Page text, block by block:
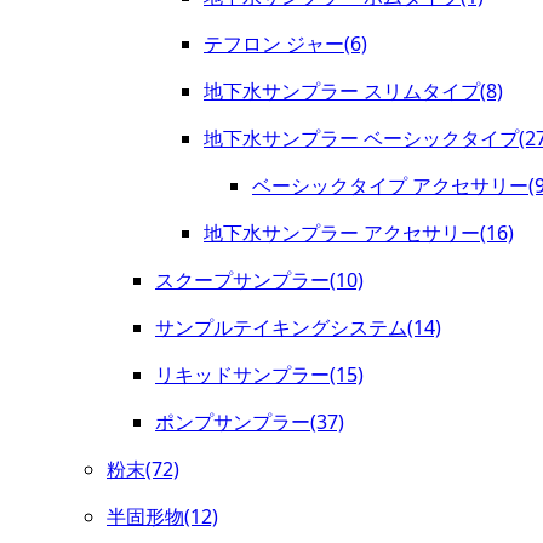
テフロン ジャー(6)
地下水サンプラー スリムタイプ(8)
地下水サンプラー ベーシックタイプ
ベーシックタイプ アクセサリー
地下水サンプラー アクセサリー(16)
スクープサンプラー(10)
サンプルテイキングシステム(14)
リキッドサンプラー(15)
ポンプサンプラー(37)
粉末(72)
半固形物(12)